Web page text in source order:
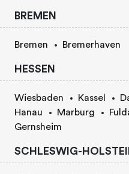
BREMEN
Bremen Bremerhaven
HESSEN
Wiesbaden Kassel
Hanau
Marburg
Gernsheim
SCHLESWIG-